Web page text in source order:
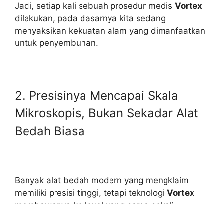
Jadi, setiap kali sebuah prosedur medis Vortex
dilakukan, pada dasarnya kita sedang
menyaksikan kekuatan alam yang dimanfaatkan
untuk penyembuhan.
2. Presisinya Mencapai Skala
Mikroskopis, Bukan Sekadar Alat
Bedah Biasa
Banyak alat bedah modern yang mengklaim
memiliki presisi tinggi, tetapi teknologi Vortex